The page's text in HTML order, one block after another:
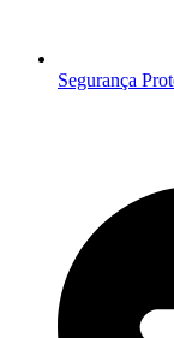
Segurança